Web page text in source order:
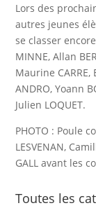
Lors des
autres jeunes
se classer
MINNE, Allan
Maurine CARRE,
ANDRO, Yoann
Julien LOQUET.
PHOTO : Poule
LESVENAN,
GALL avant les
Toutes les